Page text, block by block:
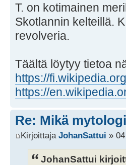
T. on kotimainen
Skotlannin kelteillä.
revolveria.
Täältä löytyy tietoa
https://
https://
Re: Mikä
Kirjoittaja JohanSattui »
JohanSattui